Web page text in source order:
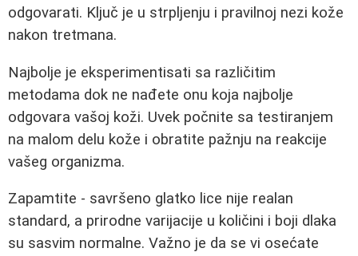
odgovarati. Ključ je u strpljenju i pravilnoj nezi kože
nakon tretmana.
Najbolje je eksperimentisati sa različitim
metodama dok ne nađete onu koja najbolje
odgovara vašoj koži. Uvek počnite sa testiranjem
na malom delu kože i obratite pažnju na reakcije
vašeg organizma.
Zapamtite - savršeno glatko lice nije realan
standard, a prirodne varijacije u količini i boji dlaka
su sasvim normalne. Važno je da se vi osećate